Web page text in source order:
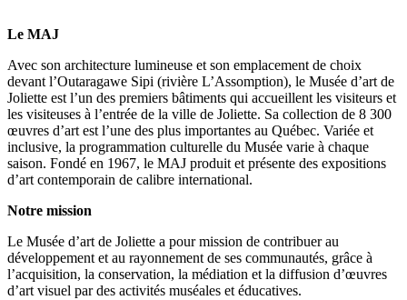
Le MAJ
Avec son architecture lumineuse et son emplacement de choix
devant l’Outaragawe Sipi (rivière L’Assomption), le Musée d’art de
Joliette est l’un des premiers bâtiments qui accueillent les visiteurs et
les visiteuses à l’entrée de la ville de Joliette. Sa collection de 8 300
œuvres d’art est l’une des plus importantes au Québec. Variée et
inclusive, la programmation culturelle du Musée varie à chaque
saison. Fondé en 1967, le MAJ produit et présente des expositions
d’art contemporain de calibre international.
Notre mission
Le Musée d’art de Joliette a pour mission de contribuer au
développement et au rayonnement de ses communautés, grâce à
l’acquisition, la conservation, la médiation et la diffusion d’œuvres
d’art visuel par des activités muséales et éducatives.